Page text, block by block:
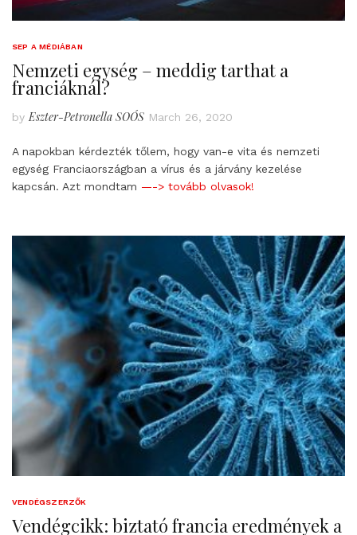
SEP A MÉDIÁBAN
Nemzeti egység – meddig tarthat a
franciáknál?
by Eszter-Petronella SOÓS March 26, 2020
A napokban kérdezték tőlem, hogy van-e vita és nemzeti
egység Franciaországban a vírus és a járvány kezelése
kapcsán. Azt mondtam —-> tovább olvasok!
VENDÉGSZERZŐK
Vendégcikk: biztató francia eredmények a